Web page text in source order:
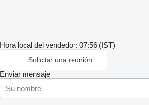
Hora local del vendedor: 07:56 (IST)
Solicitar una reunión
Enviar mensaje